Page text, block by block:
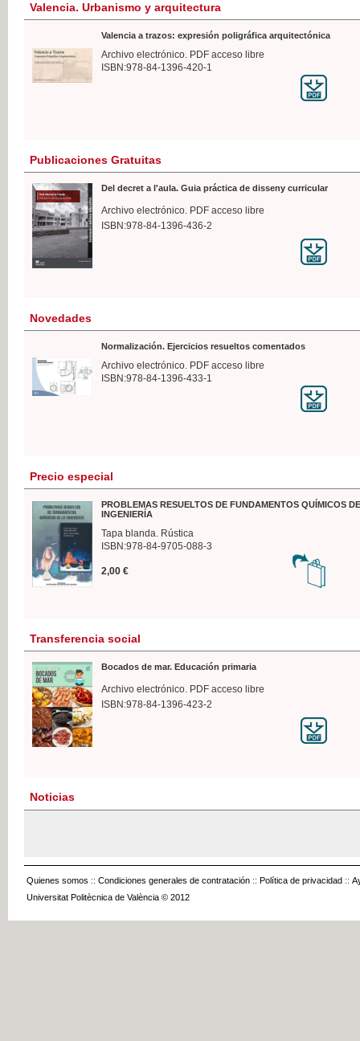
Valencia. Urbanismo y arquitectura
Valencia a trazos: expresión poligráfica arquitectónica
Archivo electrónico. PDF acceso libre
ISBN:978-84-1396-420-1
Publicaciones Gratuitas
Del decret a l'aula. Guia práctica de disseny curricular
Archivo electrónico. PDF acceso libre
ISBN:978-84-1396-436-2
Novedades
Normalización. Ejercicios resueltos comentados
Archivo electrónico. PDF acceso libre
ISBN:978-84-1396-433-1
Precio especial
PROBLEMAS RESUELTOS DE FUNDAMENTOS QUÍMICOS
INGENIERÍA
Tapa blanda. Rústica
ISBN:978-84-9705-088-3
2,00 €
Transferencia social
Bocados de mar. Educación primaria
Archivo electrónico. PDF acceso libre
ISBN:978-84-1396-423-2
Noticias
Quienes somos :: Condiciones generales de contratación :: Política de privacidad ::
Universitat Politècnica de València © 2012